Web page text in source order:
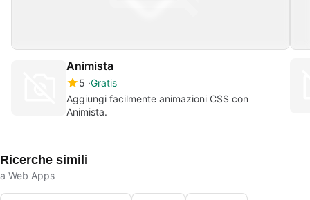
Animista
5 Gratis
Aggiungi facilmente animazioni CSS con
Animista.
Ricerche simili
a Web Apps